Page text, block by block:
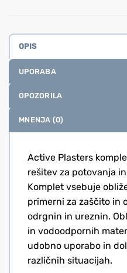
OPIS
UPORABA
OPOZORILA
MNENJA (0)
Active Plasters
rešitev za potovanja
Komplet vsebuje
primerni za zaščito in
odrgnin in ureznin.
in vodoodpornih
udobno uporabo in
različnih situacijah.